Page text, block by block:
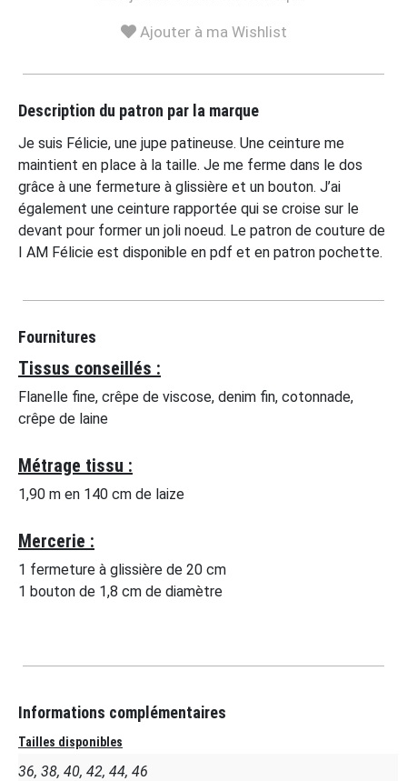
Ajouter à ma Wishlist
Description du patron par la marque
Je suis Félicie, une jupe patineuse. Une ceinture me
maintient en place à la taille. Je me ferme dans le dos
grâce à une fermeture à glissière et un bouton. J’ai
également une ceinture rapportée qui se croise sur le
devant pour former un joli noeud. Le patron de couture de
I AM Félicie est disponible en pdf et en patron pochette.
Fournitures
Tissus conseillés :
Flanelle fine, crêpe de viscose, denim fin, cotonnade,
crêpe de laine
Métrage tissu :
1,90 m en 140 cm de laize
Mercerie :
1 fermeture à glissière de 20 cm
1 bouton de 1,8 cm de diamètre
Informations complémentaires
Tailles disponibles
36, 38, 40, 42, 44, 46